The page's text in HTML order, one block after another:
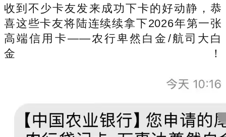
收到不少卡友发来成功下卡的好动静，恭
喜这些卡友将陆连续续拿下2026年第一张
高端信用卡——农行卑然白金/航司大白
金！